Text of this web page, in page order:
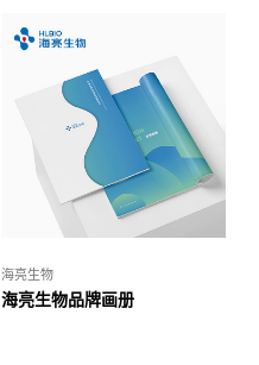
海亮生物
海亮生物品牌画册